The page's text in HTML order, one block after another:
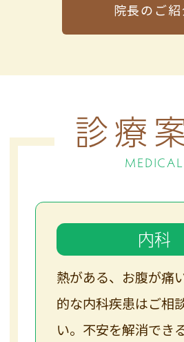
院長のご
診療
MEDICAL
内科
熱がある、お腹が痛
的な内科疾患はご相
い。不安を解消でき